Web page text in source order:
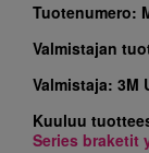
Tuotenumero:
Valmistajan
Valmistaja: 3M
Kuuluu
Series braketit